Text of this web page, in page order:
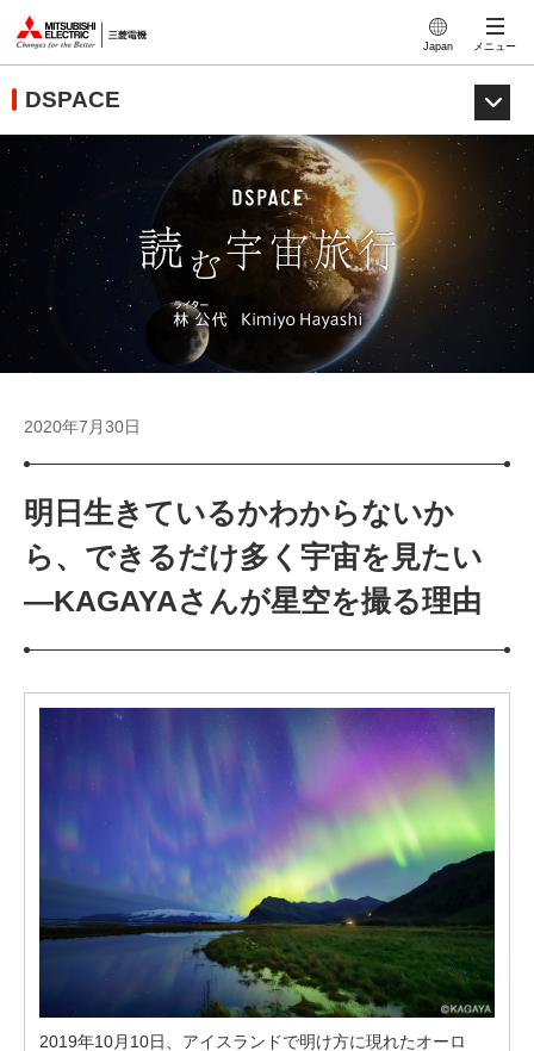
Japan メニュー
DSPACE
2020年7月30日
明日生きているかわからないか
ら、できるだけ多く宇宙を見たい
—KAGAYAさんが星空を撮る理由
2019年10月10日、アイスランドで明け方に現れたオーロ